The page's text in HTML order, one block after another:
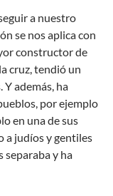
a nuestro
se nos aplica con
constructor de
cruz, tendió un
además, ha
por ejemplo
en una de sus
a judíos y gentiles
separaba y ha